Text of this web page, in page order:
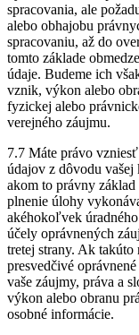
spracovania, ale
alebo obhajobu
spracovaniu, až do
tomto základe
údaje. Budeme ich
vznik, výkon alebo
fyzickej alebo
verejného záujmu.
7.7 Máte právo
údajov z dôvodu vašej
akom to právny
plnenie úlohy
akéhokoľvek
účely oprávnených
tretej strany. Ak takúto
presvedčivé
vaše záujmy, práva a
výkon alebo obranu
osobné informácie.